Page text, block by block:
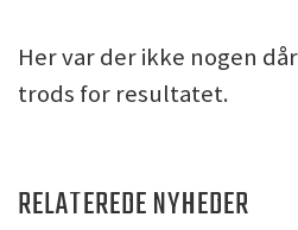
Her var der ikke nogen
trods for resultatet.
RELATEREDE NYHEDER